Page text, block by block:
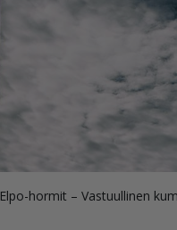
Elpo-hormit – Vastuullinen